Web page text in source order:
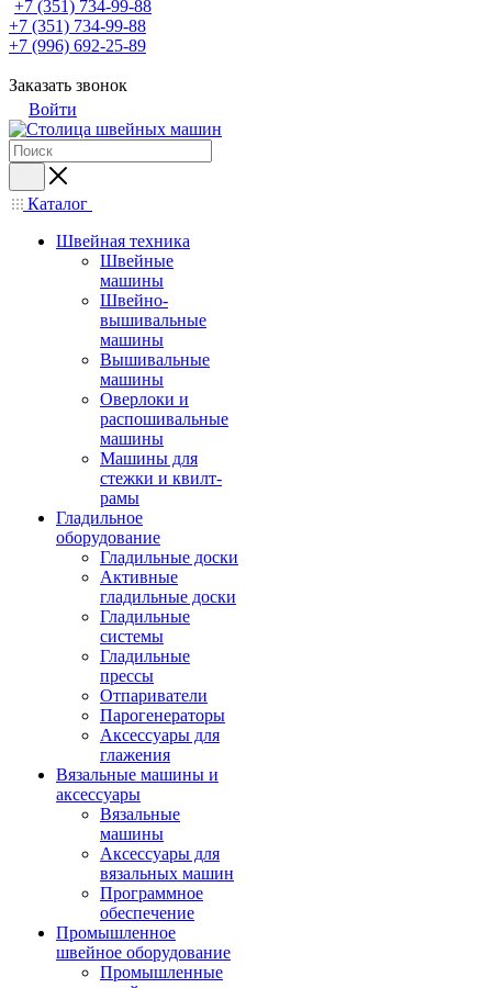
+7 (351) 734-99-88
+7 (351) 734-99-88
+7 (996) 692-25-89
Заказать звонок
Войти
Каталог
Швейная техника
Швейные
машины
Швейно-
вышивальные
машины
Вышивальные
машины
Оверлоки и
распошивальные
машины
Машины для
стежки и квилт-
рамы
Гладильное
оборудование
Гладильные доски
Активные
гладильные доски
Гладильные
системы
Гладильные
прессы
Отпариватели
Парогенераторы
Аксессуары для
глажения
Вязальные машины и
аксессуары
Вязальные
машины
Аксессуары для
вязальных машин
Программное
обеспечение
Промышленное
швейное оборудование
Промышленные